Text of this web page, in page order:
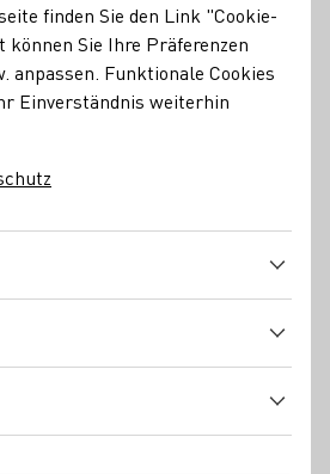
e.V.
12 Rheinhessen Deutschland
finden Sie den Link "Cookie-
Sie Ihre Präferenzen
anpassen. Funktionale Cookies
Einverständnis weiterhin